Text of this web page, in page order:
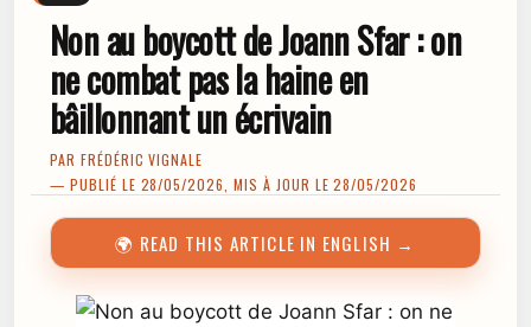
Non au boycott de Joann Sfar : on
ne combat pas la haine en
bâillonnant un écrivain
PAR FRÉDÉRIC VIGNALE
— PUBLIÉ LE 28/05/2026, MIS À JOUR LE 28/05/2026
🌍 READ THIS ARTICLE IN ENGLISH →